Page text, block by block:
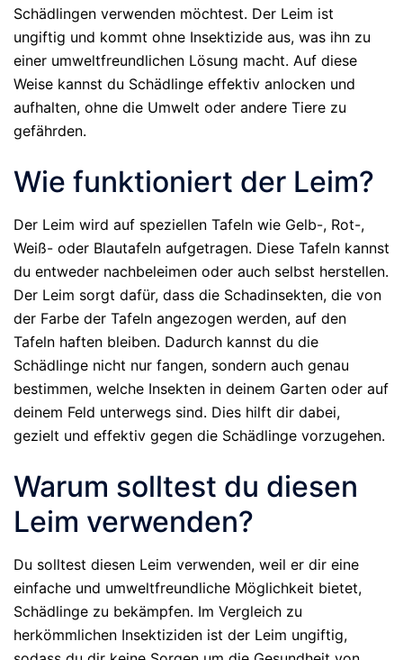
Schädlingen verwenden möchtest. Der Leim ist
ungiftig und kommt ohne Insektizide aus, was ihn zu
einer umweltfreundlichen Lösung macht. Auf diese
Weise kannst du Schädlinge effektiv anlocken und
aufhalten, ohne die Umwelt oder andere Tiere zu
gefährden.
Wie funktioniert der Leim?
Der Leim wird auf speziellen Tafeln wie Gelb-, Rot-,
Weiß- oder Blautafeln aufgetragen. Diese Tafeln kannst
du entweder nachbeleimen oder auch selbst herstellen.
Der Leim sorgt dafür, dass die Schadinsekten, die von
der Farbe der Tafeln angezogen werden, auf den
Tafeln haften bleiben. Dadurch kannst du die
Schädlinge nicht nur fangen, sondern auch genau
bestimmen, welche Insekten in deinem Garten oder auf
deinem Feld unterwegs sind. Dies hilft dir dabei,
gezielt und effektiv gegen die Schädlinge vorzugehen.
Warum solltest du diesen
Leim verwenden?
Du solltest diesen Leim verwenden, weil er dir eine
einfache und umweltfreundliche Möglichkeit bietet,
Schädlinge zu bekämpfen. Im Vergleich zu
herkömmlichen Insektiziden ist der Leim ungiftig,